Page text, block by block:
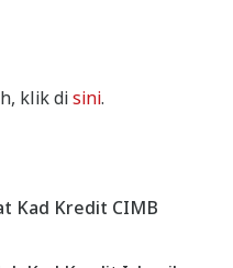
klik disini.
Kad Kredit CIMB